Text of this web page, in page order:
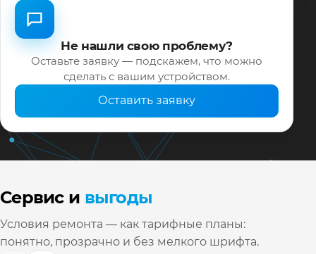
Не нашли свою проблему?
Оставьте заявку — подскажем, что можно
сделать с вашим устройством.
Оставить заявку
Сервис и выгоды
Условия ремонта — как тарифные планы:
понятно, прозрачно и без мелкого шрифта.